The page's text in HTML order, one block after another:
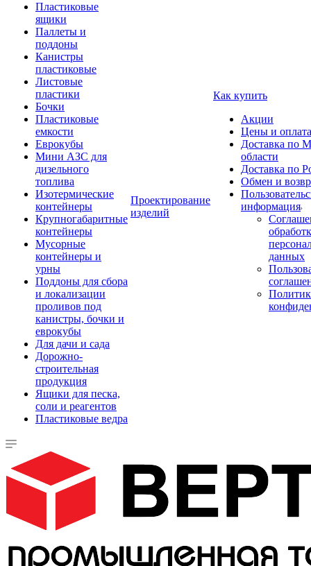
Пластиковые
ящики
Паллеты и
поддоны
Канистры
пластиковые
Листовые
пластики
Бочки
Пластиковые
емкости
Еврокубы
Мини АЗС для
дизельного
топлива
Изотермические
контейнеры
Крупногабаритные
контейнеры
Мусорные
контейнеры и
урны
Поддоны для сбора
и локализации
проливов под
канистры, бочки и
еврокубы
Для дачи и сада
Дорожно-
строительная
продукция
Ящики для песка,
соли и реагентов
Пластиковые ведра
Проектирование
изделий
Как купить
Акции
Цены и оплата
Доставка по
области
Доставка по
Обмен и
информация
данных